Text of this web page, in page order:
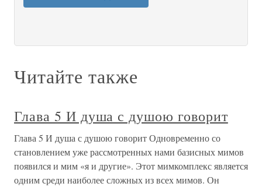
Читайте также
Глава 5 И душа с душою говорит
Глава 5 И душа с душою говорит Одновременно со
становлением уже рассмотренных нами базисных мимов
появился и мим «я и другие». Этот мимкомплекс является
одним среди наиболее сложных из всех мимов. Он